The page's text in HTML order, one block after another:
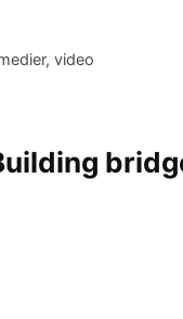
,video